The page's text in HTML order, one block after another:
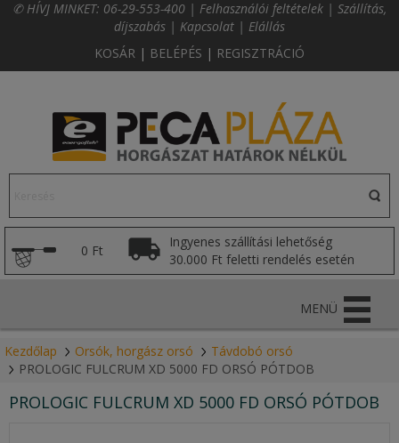
✆ HÍVJ MINKET: 06-29-553-400 | Felhasználói feltételek | Szállítás,
díjszabás | Kapcsolat | Elállás
KOSÁR | BELÉPÉS | REGISZTRÁCIÓ
0 Ft
Ingyenes szállítási lehetőség
30.000 Ft feletti rendelés esetén
MENÜ
Kezdőlap Orsók, horgász orsó
Távdobó orsó
PROLOGIC FULCRUM XD 5000 FD ORSÓ PÓTDOB
PROLOGIC FULCRUM XD 5000 FD ORSÓ PÓTDOB